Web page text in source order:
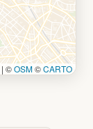
| ©OSM©CARTO